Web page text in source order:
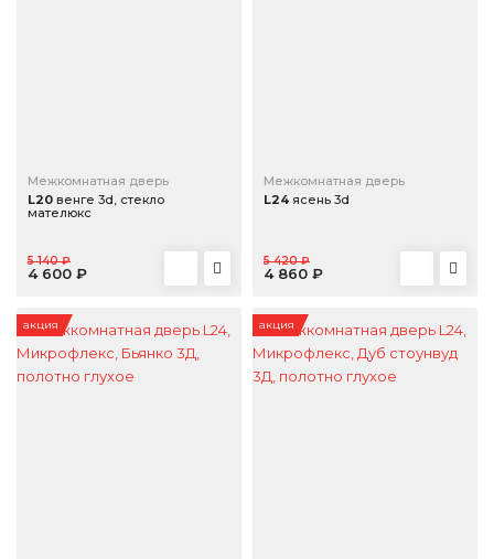
Межкомнатная дверь
L20 венге 3d, стекло
мателюкс
4 600 ₽
5 140 ₽
Межкомнатная дверь
L24 ясень 3d
4 860 ₽
5 420 ₽
акция акция